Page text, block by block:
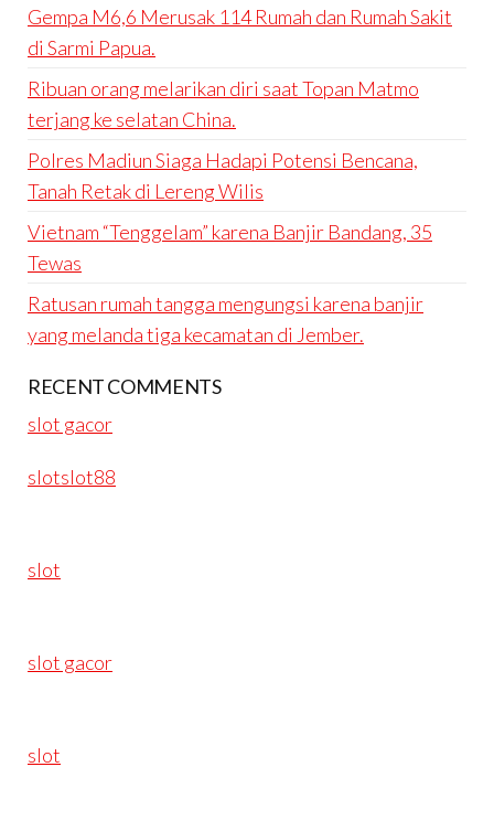
Gempa M6,6 Merusak 114 Rumah dan Rumah Sakit
di Sarmi Papua.
Ribuan orang melarikan diri saat Topan Matmo
terjang ke selatan China.
Polres Madiun Siaga Hadapi Potensi Bencana,
Tanah Retak di Lereng Wilis
Vietnam “Tenggelam” karena Banjir Bandang, 35
Tewas
Ratusan rumah tangga mengungsi karena banjir
yang melanda tiga kecamatan di Jember.
RECENT COMMENTS
slot gacor
slotslot88
slot
slot gacor
slot